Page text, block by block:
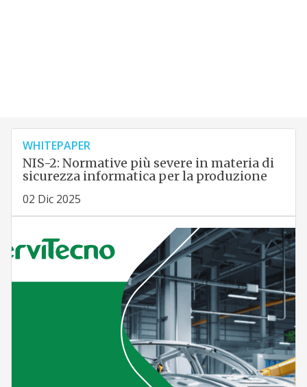
WHITEPAPER
NIS-2: Normative più severe in materia di
sicurezza informatica per la produzione
02 Dic 2025